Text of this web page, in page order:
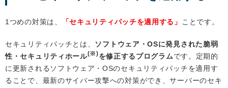
1つめの対策は、 「セキュリティパッチを適用する」 ことです。
セキュリティパッチとは、 ソフトウェア・OSに発見された脆弱
性・セキュリティホール(※)を修正するプログラムです。定期的
に更新されるソフトウェア・OSのセキュリティパッチを適用す
ることで、最新のサイバー攻撃への対策ができ、サーバーのセキ